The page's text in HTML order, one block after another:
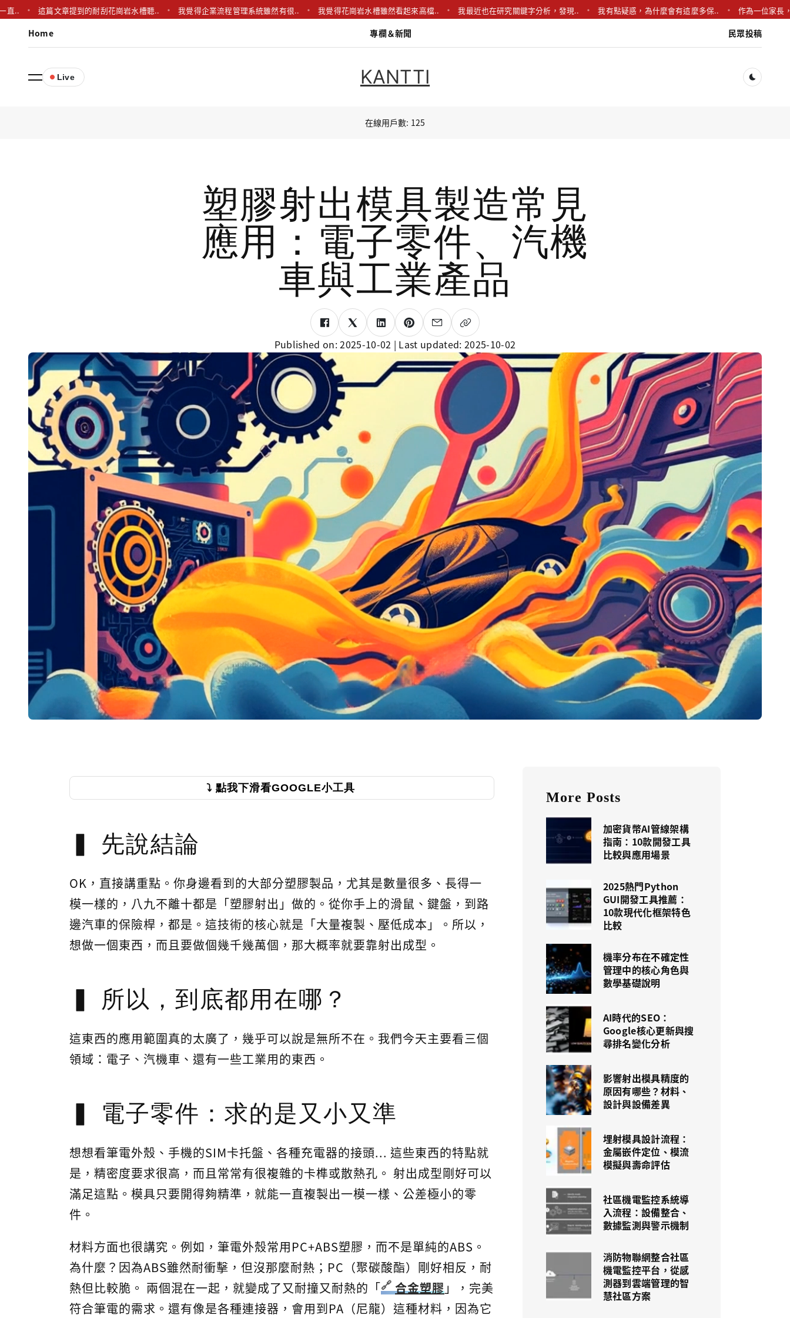
篇文章提到的耐刮花崗岩水槽聽.. 我覺得企業流程管理系統雖然有很.. 我覺得花崗岩水槽雖然看起來高檔.. 我最近也在研究關鍵字分析，發現.. 我有點疑惑，為什麼會有這麼多保.. 作為一位家長，我在廚房
Home 專欄＆新聞 民眾投稿
Live KANTTI
在線用戶數: 125
塑膠射出模具製造常見
應用：電子零件、汽機
車與工業產品
Published on:2025-10-02 | Last updated: 2025-10-02
⤵️ 點我下滑看GOOGLE小工具
先說結論
OK，直接講重點。你身邊看到的大部分塑膠製品，尤其是數量很多、長得一
模一樣的，八九不離十都是「塑膠射出」做的。從你手上的滑鼠、鍵盤，到路
邊汽車的保險桿，都是。這技術的核心就是「大量複製、壓低成本」。所以，
想做一個東西，而且要做個幾千幾萬個，那大概率就要靠射出成型。
所以，到底都用在哪？
這東西的應用範圍真的太廣了，幾乎可以說是無所不在。我們今天主要看三個
領域：電子、汽機車、還有一些工業用的東西。
電子零件：求的是又小又準
想想看筆電外殼、手機的SIM卡托盤、各種充電器的接頭... 這些東西的特點就
是，精密度要求很高，而且常常有很複雜的卡榫或散熱孔。 射出成型剛好可以
滿足這點。模具只要開得夠精準，就能一直複製出一模一樣、公差極小的零
件。
材料方面也很講究。例如，筆電外殼常用PC+ABS塑膠，而不是單純的ABS。
為什麼？因為ABS雖然耐衝擊，但沒那麼耐熱；PC（聚碳酸酯）剛好相反，耐
熱但比較脆。 兩個混在一起，就變成了又耐撞又耐熱的「
合金塑膠」，完美
符合筆電的需求。還有像是各種連接器，會用到PA（尼龍）這種材料，因為它
More Posts
加密貨幣AI管線架構
指南：10款開發工具
比較與應用場景
2025熱門Python
GUI開發工具推薦：
10款現代化框架特色
比較
機率分布在不確定性
管理中的核心角色與
數學基礎說明
AI時代的SEO：
Google核心更新與搜
尋排名變化分析
影響射出模具精度的
原因有哪些？材料、
設計與設備差異
埋射模具設計流程：
金屬嵌件定位、模流
模擬與壽命評估
社區機電監控系統導
入流程：設備整合、
數據監測與警示機制
消防物聯網整合社區
機電監控平台，從感
測器到雲端管理的智
慧社區方案